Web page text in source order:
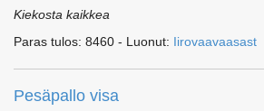
Kiekosta kaikkea
Paras tulos: 8460 - Luonut: Iirovaavaasast
Pesäpallo visa